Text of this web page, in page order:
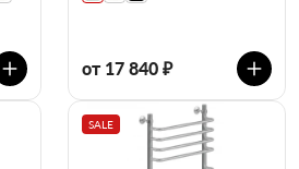
от 17 840 ₽
SALE